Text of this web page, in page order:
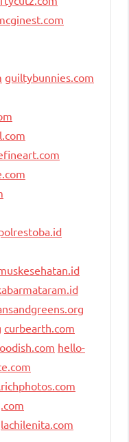
guiltybunnies.com
curbearth.com
hello-
lachilenita.com